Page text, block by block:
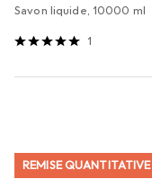
Savon liquide, 10000 ml
1
REMISE QUANTITATIVE